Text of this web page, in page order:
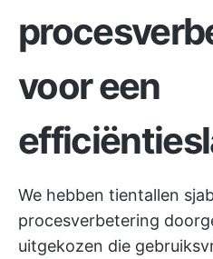
voor een
We hebben tientallen
procesverbetering
uitgekozen die